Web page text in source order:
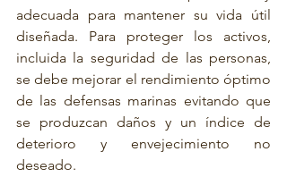
adecuada para mantener su vida útil
diseñada. Para proteger los activos,
incluida la seguridad de las personas,
se debe mejorar el rendimiento óptimo
de las defensas marinas evitando que
se produzcan daños y un índice de
deterioro y envejecimiento no
deseado.